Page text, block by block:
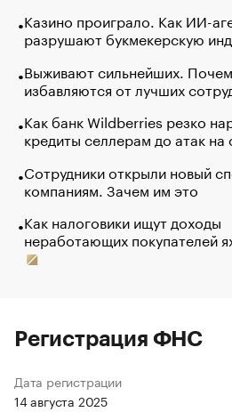
Казино проиграло. Как ИИ-
разрушают букмекерскую
Выживают сильнейших.
избавляются от лучших
Как банк Wildberries резко
кредиты селлерам до атак на
Сотрудники открыли новый
компаниям. Зачем им это
Как налоговики ищут доходы
неработающих покупателей
Регистрация ФНС
Дата регистрации
14 августа 2025